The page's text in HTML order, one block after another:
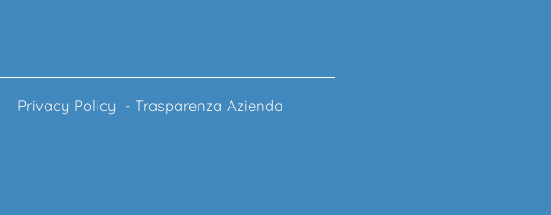
Privacy Policy - Trasparenza Azienda